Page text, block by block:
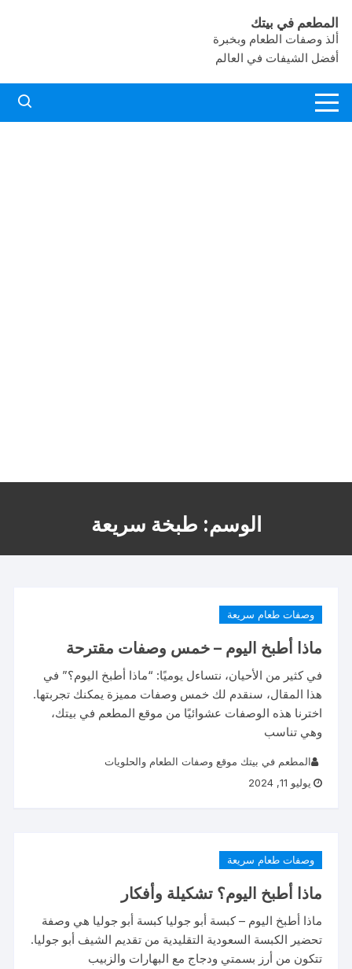
إلى
المحتوى
المطعم في بيتك
ألذ وصفات الطعام وبخبرة
أفضل الشيفات في العالم
الوسم: طبخة سريعة
وصفات طعام سريعة
ماذا أطبخ اليوم – خمس وصفات مقترحة
في كثير من الأحيان، نتساءل يوميًا: “ماذا أطبخ اليوم؟” في
هذا المقال، سنقدم لك خمس وصفات مميزة يمكنك تجربتها.
اخترنا هذه الوصفات عشوائيًا من موقع المطعم في بيتك،
وهي تناسب
المطعم في بيتك موقع وصفات الطعام والحلويات
يوليو 11, 2024
وصفات طعام سريعة
ماذا أطبخ اليوم؟ تشكيلة وأفكار
ماذا أطبخ اليوم – كبسة أبو جوليا كبسة أبو جوليا هي وصفة
تحضير الكبسة السعودية التقليدية من تقديم الشيف أبو جوليا.
تتكون من أرز بسمتي ودجاج مع البهارات والزبيب